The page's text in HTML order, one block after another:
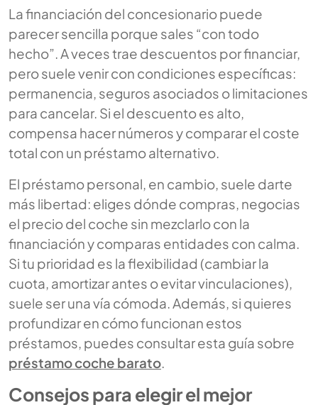
La financiación del concesionario puede
parecer sencilla porque sales “con todo
hecho”. A veces trae descuentos por financiar,
pero suele venir con condiciones específicas:
permanencia, seguros asociados o limitaciones
para cancelar. Si el descuento es alto,
compensa hacer números y comparar el coste
total con un préstamo alternativo.
El préstamo personal, en cambio, suele darte
más libertad: eliges dónde compras, negocias
el precio del coche sin mezclarlo con la
financiación y comparas entidades con calma.
Si tu prioridad es la flexibilidad (cambiar la
cuota, amortizar antes o evitar vinculaciones),
suele ser una vía cómoda. Además, si quieres
profundizar en cómo funcionan estos
préstamos, puedes consultar esta guía sobre
préstamo coche barato.
Consejos para elegir el mejor